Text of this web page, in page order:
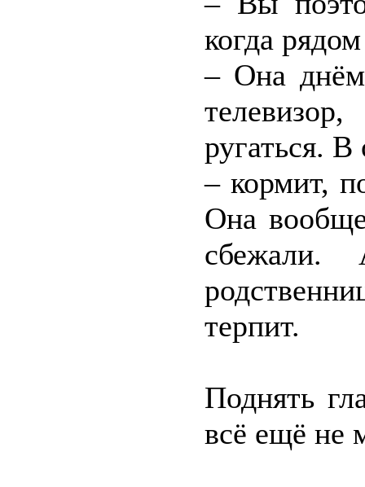
когда
– Она днём
ругаться.
– кормит,
Она
терпит.
Поднять
всё ещё не